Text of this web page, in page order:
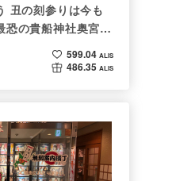
丑の刻参りは今も
の貴船神社奥宮を
599.04 ALIS
486.35 ALIS